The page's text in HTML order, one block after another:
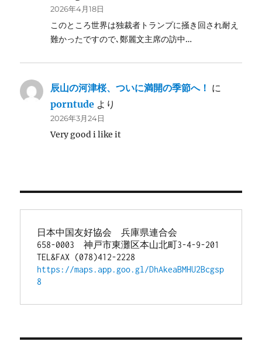
2026年4月18日
このところ世界は独裁者トランプに掻き回され耐え
難かったですので､鄭麗文主席の訪中…
辰山の河津桜、ついに満開の季節へ！ に
porntude より
2026年3月24日
Very good i like it
日本中国友好協会　兵庫県連合会
658-0003　神戸市東灘区本山北町3-4-9-201
TEL&FAX (078)412-2228
https://maps.app.goo.gl/DhAkeaBMHU2Bcgsp
8